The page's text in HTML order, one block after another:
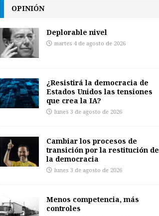
OPINIÓN
Deplorable nivel
martes 4 de agosto de 2026
¿Resistirá la democracia de
Estados Unidos las tensiones
que crea la IA?
lunes 3 de agosto de 2026
Cambiar los procesos de
transición por la restitución de
la democracia
lunes 3 de agosto de 2026
Menos competencia, más
controles